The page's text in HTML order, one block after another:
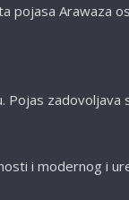
pojasa Arawaza
Pojas
i modernog i